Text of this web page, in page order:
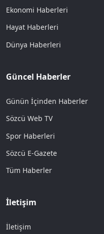
Ekonomi Haberleri
Hayat Haberleri
Dünya Haberleri
Güncel Haberler
Günün İçinden Haberler
Sözcü Web TV
Spor Haberleri
Sözcü E-Gazete
Tüm Haberler
İletişim
İletişim